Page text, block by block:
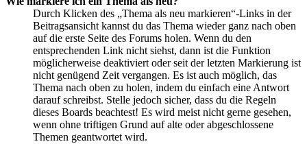
Durch Klicken des „Thema als neu markieren“-Links in der
Beitragsansicht kannst du das Thema wieder ganz nach oben
auf die erste Seite des Forums holen. Wenn du den
entsprechenden Link nicht siehst, dann ist die Funktion
möglicherweise deaktiviert oder seit der letzten Markierung ist
nicht genügend Zeit vergangen. Es ist auch möglich, das
Thema nach oben zu holen, indem du einfach eine Antwort
darauf schreibst. Stelle jedoch sicher, dass du die Regeln
dieses Boards beachtest! Es wird meist nicht gerne gesehen,
wenn ohne triftigen Grund auf alte oder abgeschlossene
Themen geantwortet wird.